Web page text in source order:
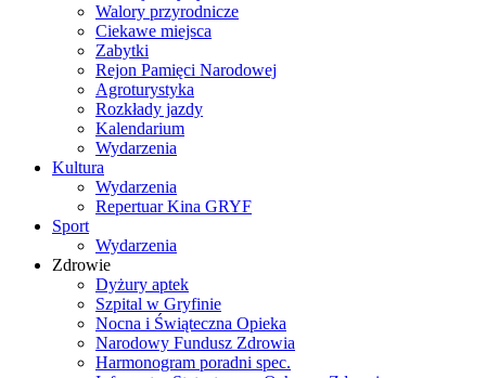
Walory przyrodnicze
Ciekawe miejsca
Zabytki
Rejon Pamięci Narodowej
Agroturystyka
Rozkłady jazdy
Kalendarium
Wydarzenia
Kultura
Wydarzenia
Repertuar Kina GRYF
Sport
Wydarzenia
Zdrowie
Dyżury aptek
Szpital w Gryfinie
Nocna i Świąteczna Opieka
Narodowy Fundusz Zdrowia
Harmonogram poradni spec.